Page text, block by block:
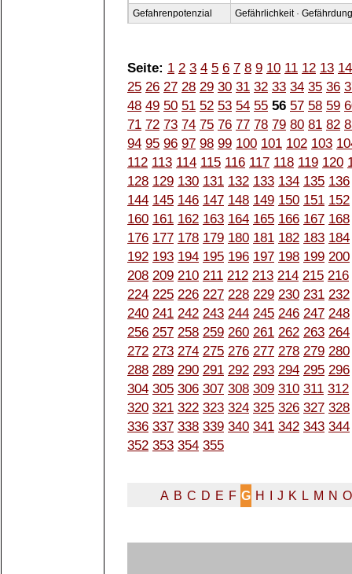
Gefahrenpotenzial
Gefährlichkeit·
Seite: 1 2 3 4 5 6 7 8 9 10 11 12 13 14
25 26 27 28 29 30 31 32 33 34 35 36
48 49 50 51 52 53 54 55 56 57 58 59
71 72 73 74 75 76 77 78 79 80 81 82
94 95 96 97 98 99 100 101 102 103
112 113 114 115 116 117 118 119 120
128 129 130 131 132 133 134 135 136
144 145 146 147 148 149 150 151 152
160 161 162 163 164 165 166 167 168
176 177 178 179 180 181 182 183 184
192 193 194 195 196 197 198 199 200
208 209 210 211 212 213 214 215 216
224 225 226 227 228 229 230 231 232
240 241 242 243 244 245 246 247 248
256 257 258 259 260 261 262 263 264
272 273 274 275 276 277 278 279 280
288 289 290 291 292 293 294 295 296
304 305 306 307 308 309 310 311 312
320 321 322 323 324 325 326 327 328
336 337 338 339 340 341 342 343 344
352 353 354 355
A B C D E F G H J K L M N O